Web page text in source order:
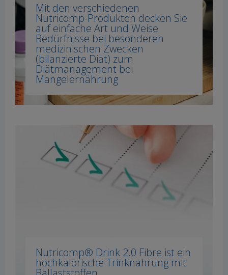
Mit den verschiedenen
Nutricomp-Produkten decken Sie
auf einfache Art und Weise
Bedürfnisse bei besonderen
medizinischen Zwecken
(bilanzierte Diät) zum
Diätmanagement bei
Mangelernährung
Nutricomp® Drink 2.0 Fibre ist ein
hochkalorische Trinknahrung mit